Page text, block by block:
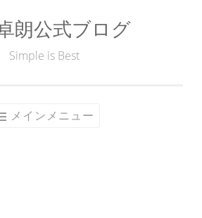
朗公式ブログ
Simple is Best
メインメニュー